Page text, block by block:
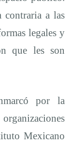
contraria a las
legales y
que les son
por la
Mexicano